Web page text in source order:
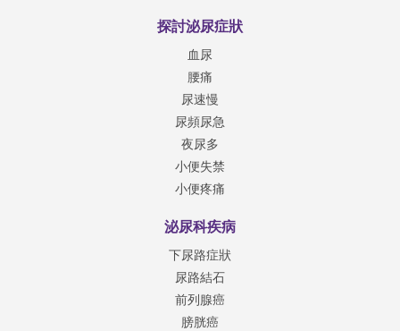
探討泌尿症狀
血尿
腰痛
尿速慢
尿頻尿急
夜尿多
小便失禁
小便疼痛
泌尿科疾病
下尿路症狀
尿路結石
前列腺癌
膀胱癌